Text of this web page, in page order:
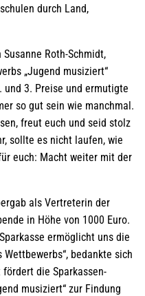
durch Land,
Roth-Schmidt,
„Jugend musiziert“
und 3. Preise und ermutigte
so gut sein wie manchmal.
freut euch und seid stolz
sollte es nicht laufen, wie
euch: Macht weiter mit der
als Vertreterin der
in Höhe von 1000 Euro.
ermöglicht uns die
bedankte sich
die Sparkassen-
musiziert“ zur Findung